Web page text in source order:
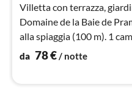
Villetta con terrazza,
Domaine de la Baie de
alla spiaggia (100 m). 1
mq, TV satellitare (D, F),
da 78€/ notte